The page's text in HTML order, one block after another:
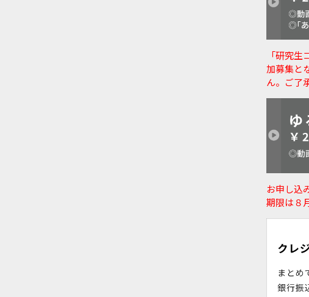
「研究
加募集と
ん。ご了
お申し込
期限は８